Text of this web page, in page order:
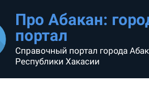
Про Абакан:
портал
Справочный портал города
Республики Хакасии